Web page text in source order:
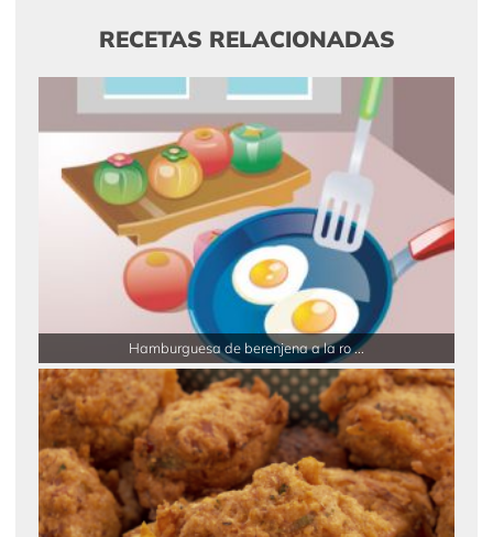
RECETAS RELACIONADAS
Hamburguesa de berenjena a la ro ...